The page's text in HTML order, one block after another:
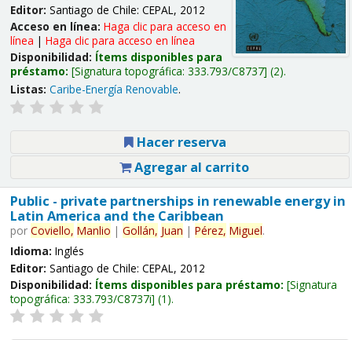
Editor: Santiago de Chile: CEPAL, 2012
Acceso en línea: Haga clic para acceso en
línea | Haga clic para acceso en línea
Disponibilidad: Ítems disponibles para
préstamo: Signatura topográfica: 333.793/C8737 (2).
Listas: Caribe-Energía Renovable.
Hacer reserva
Agregar al carrito
Public - private partnerships in renewable energy in
Latin America and the Caribbean
por Coviello, Manlio | Gollán, Juan | Pérez, Miguel.
Idioma: Inglés
Editor: Santiago de Chile: CEPAL, 2012
Disponibilidad: Ítems disponibles para préstamo: Signatura
topográfica: 333.793/C8737i (1).